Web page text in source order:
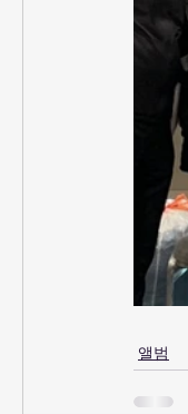
앨범